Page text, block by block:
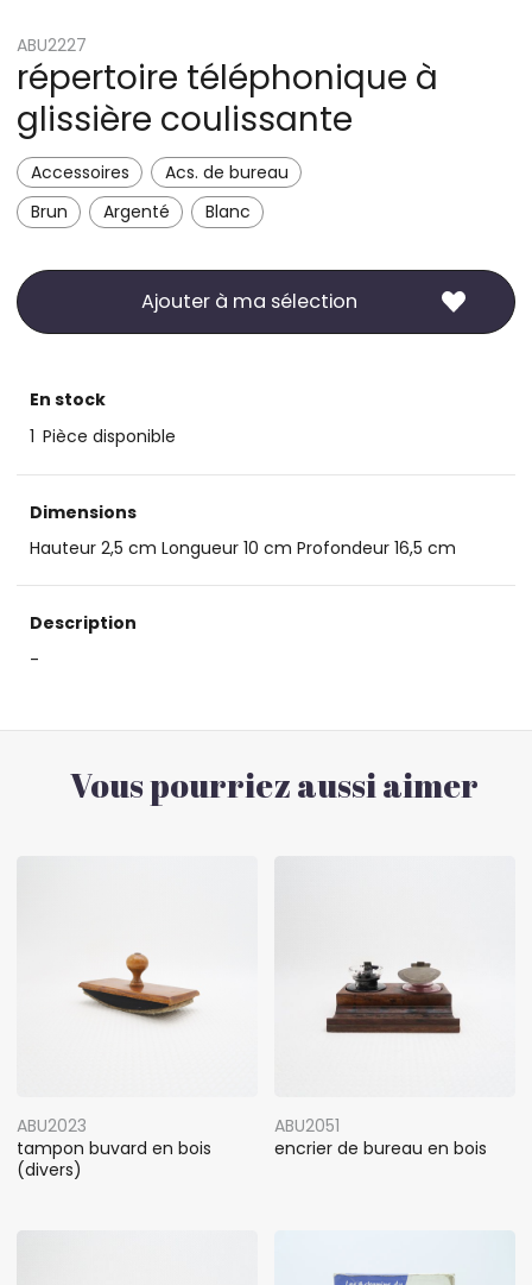
ABU2227
répertoire téléphonique à
glissière coulissante
Accessoires
Acs. de bureau
Brun
Argenté Blanc
Ajouter à ma sélection
En stock
1 Pièce disponible
Dimensions
Hauteur 2,5 cm Longueur 10 cm Profondeur 16,5 cm
Description
-
Vous pourriez aussi aimer
ABU2023
tampon buvard en bois
(divers)
ABU2051
encrier de bureau en bois